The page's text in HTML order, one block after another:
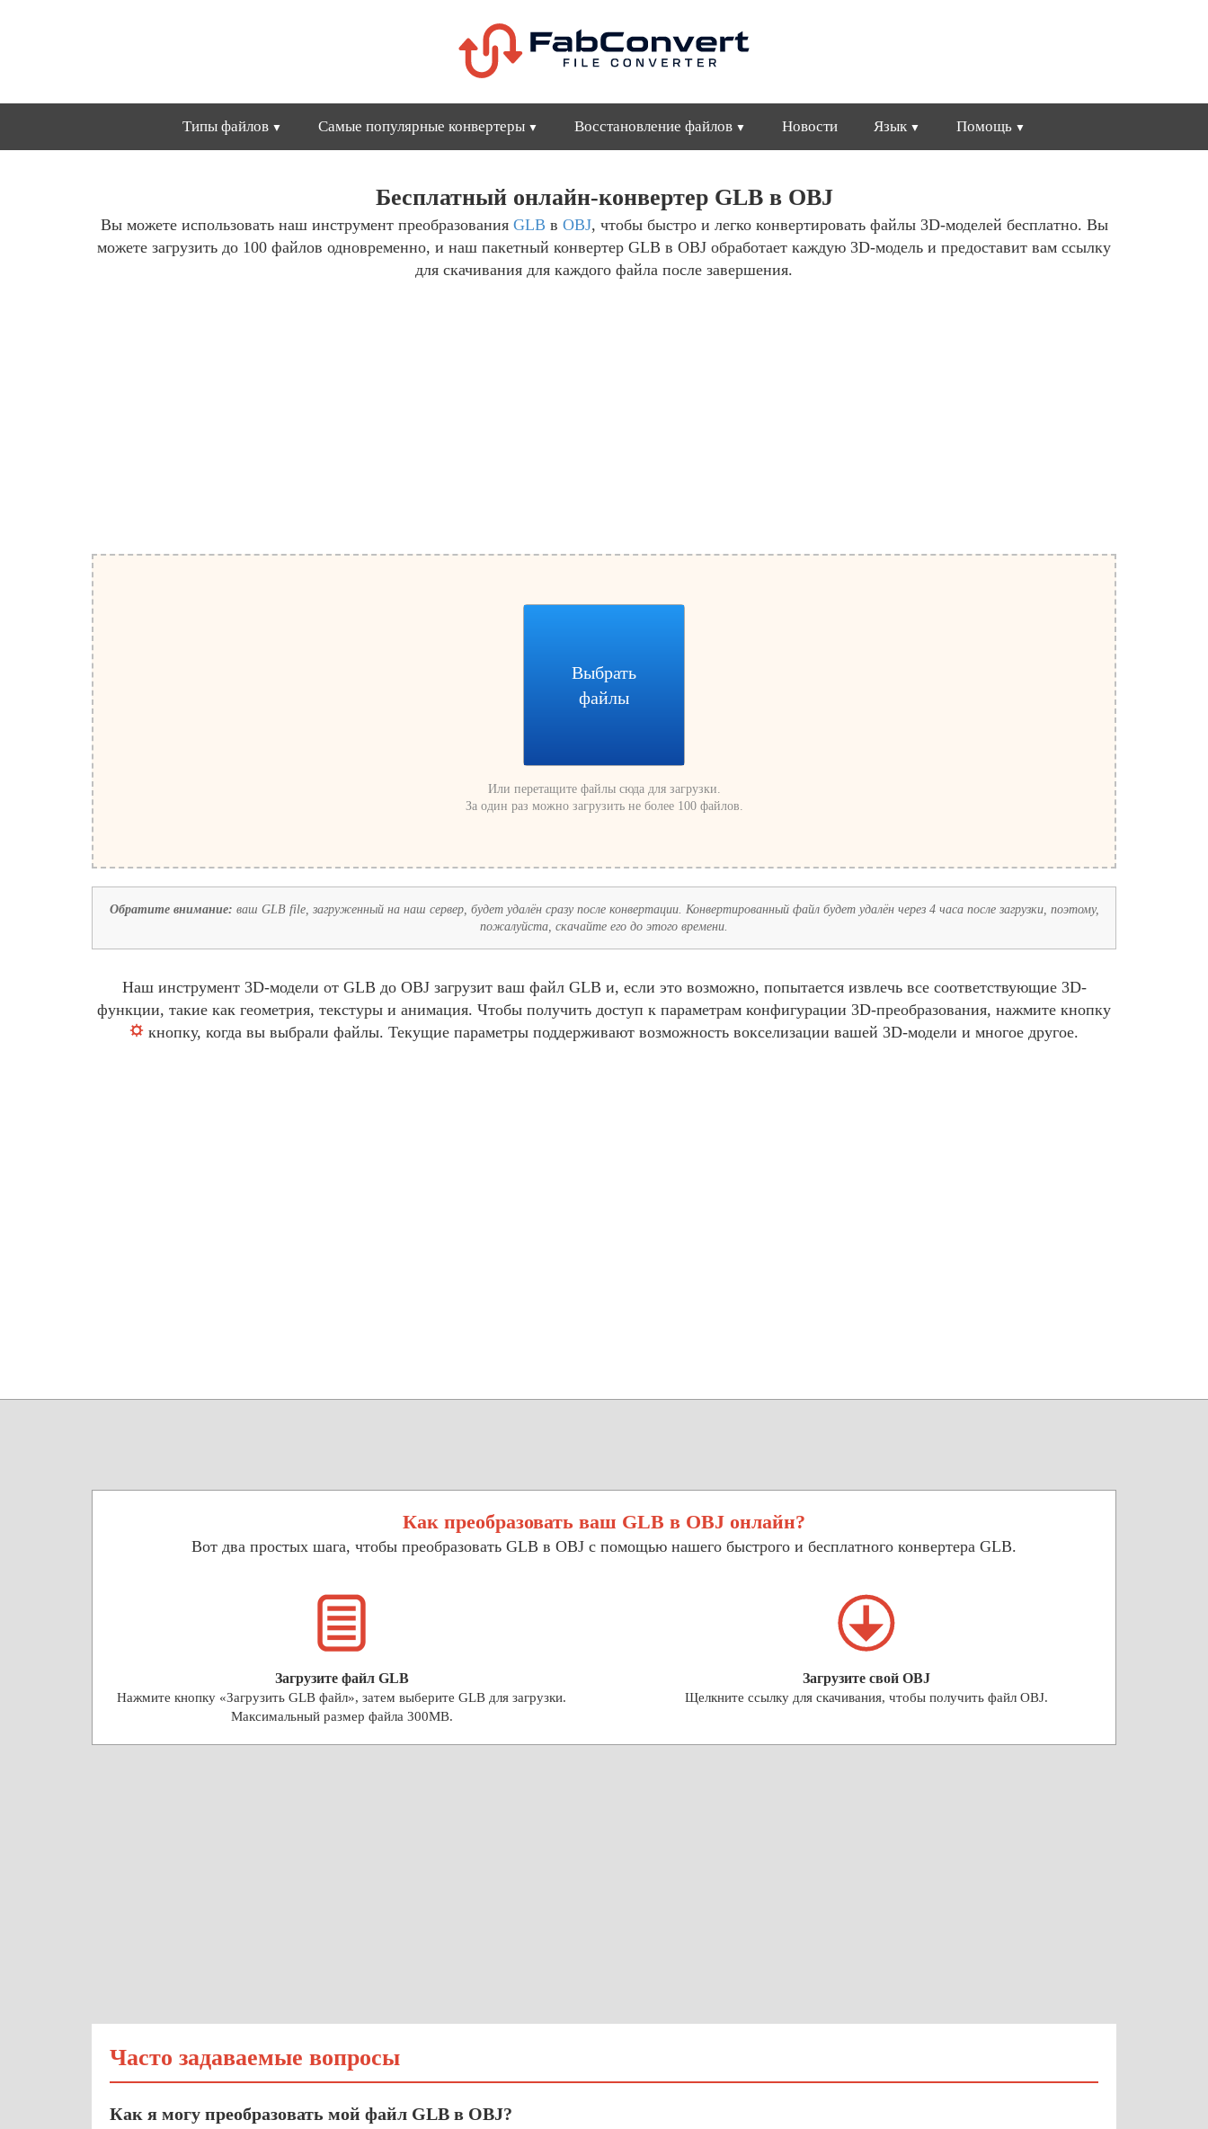
Типы файлов Самые популярные конвертеры Восстановление файлов Новости Язык Помощь
Бесплатный онлайн-конвертер GLB в OBJ
Вы можете использовать наш инструмент преобразования GLB в OBJ, чтобы быстро и легко конвертировать файлы 3D-моделей бесплатно. Вы
можете загрузить до 100 файлов одновременно, и наш пакетный конвертер GLB в OBJ обработает каждую 3D-модель и предоставит вам ссылку
для скачивания для каждого файла после завершения.
Выбрать
файлы
Или перетащите файлы сюда для загрузки.
За один раз можно загрузить не более 100 файлов.
Обратите внимание: ваш GLB file, загруженный на наш сервер, будет удалён сразу после конвертации. Конвертированный файл будет удалён через 4 часа после загрузки, поэтому,
пожалуйста, скачайте его до этого времени.
Наш инструмент 3D-модели от GLB до OBJ загрузит ваш файл GLB и, если это возможно, попытается извлечь все соответствующие 3D-
функции, такие как геометрия, текстуры и анимация. Чтобы получить доступ к параметрам конфигурации 3D-преобразования, нажмите кнопку
кнопку, когда вы выбрали файлы. Текущие параметры поддерживают возможность вокселизации вашей 3D-модели и многое другое.
Как преобразовать ваш GLB в OBJ онлайн?
Вот два простых шага, чтобы преобразовать GLB в OBJ с помощью нашего быстрого и бесплатного конвертера GLB.
Загрузите файл GLB
Нажмите кнопку «Загрузить GLB файл», затем выберите GLB для загрузки.
Максимальный размер файла 300MB.
Загрузите свой OBJ
Щелкните ссылку для скачивания, чтобы получить файл OBJ.
Часто задаваемые вопросы
Как я могу преобразовать мой файл GLB в OBJ?